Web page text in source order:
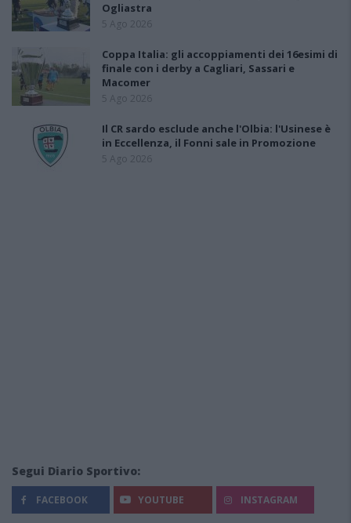
Ogliastra
5 Ago 2026
Coppa Italia: gli accoppiamenti dei 16esimi di
finale con i derby a Cagliari, Sassari e
Macomer
5 Ago 2026
Il CR sardo esclude anche l'Olbia: l'Usinese è
in Eccellenza, il Fonni sale in Promozione
5 Ago 2026
Segui Diario Sportivo:
FACEBOOK YOUTUBE INSTAGRAM